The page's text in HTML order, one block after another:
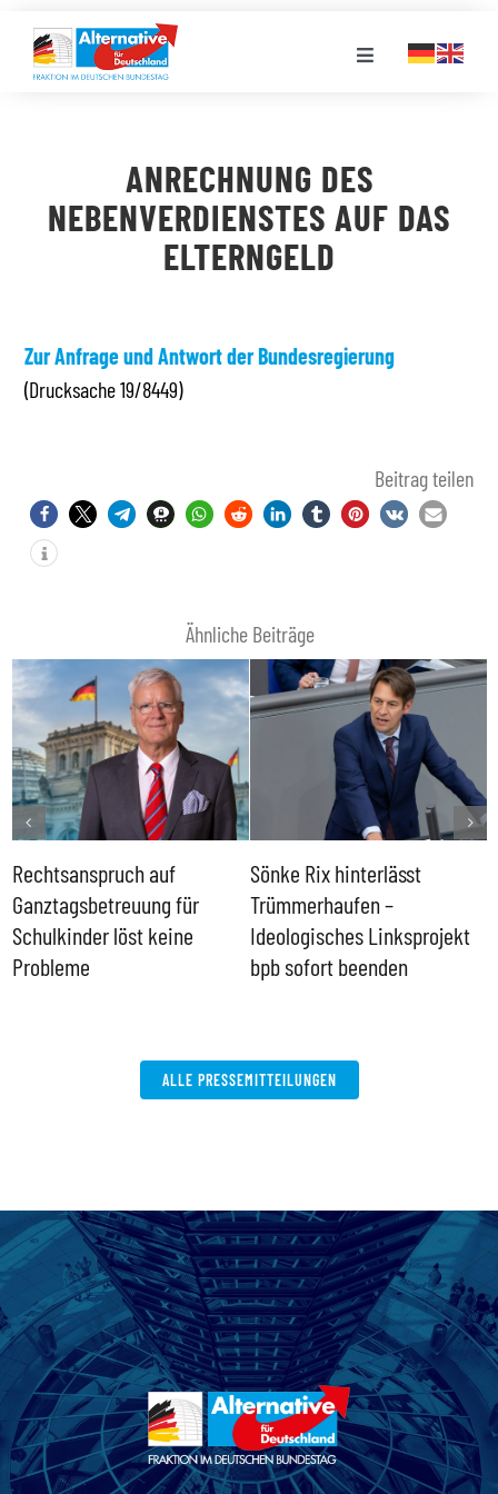
Inhalt
springen
Toggle
LANDESGRUPPEN
VERANSTALTUNGEN
PRESSE
MEDIATHEK
ANRECHNUNG DES
NEBENVERDIENSTES AUF DAS
ELTERNGELD
Zur Anfrage und Antwort der Bundesregierung
(Drucksache 19/8449)
Beitrag teilen
Ähnliche Beiträge
Rechtsanspruch auf
Ganztagsbetreuung für
Schulkinder löst keine
Probleme
Sönke Rix hinterlässt
Trümmerhaufen –
Ideologisches Linksprojekt
bpb sofort beenden
ALLE PRESSEMITTEILUNGEN